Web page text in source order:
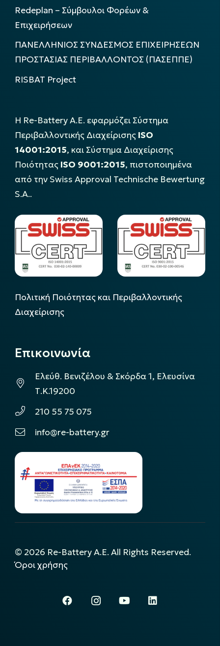
Redeplan – Σύμβουλοι Φορέων &
Επιχειρήσεων
ΠΑΝΕΛΛΗΝΙΟΣ ΣΥΝΔΕΣΜΟΣ ΕΠΙΧΕΙΡΗΣΕΩΝ
ΠΡΟΣΤΑΣΙΑΣ ΠΕΡΙΒΑΛΛΟΝΤΟΣ (ΠΑΣΕΠΠΕ)
RISBAT Project
Η Re-Battery Α.Ε. εφαρμόζει Σύστημα
Περιβαλλοντικής Διαχείρισης ISO
14001:2015, και Σύστημα Διαχείρισης
Ποιότητας ISO 9001:2015, πιστοποιημένα
από την Swiss Approval Technische Bewertung
S.A..
Πολιτική Ποιότητας και Περιβαλλοντικής
Διαχείρισης
Επικοινωνία
Ελεύθ. Βενιζέλου & Σκόρδα 1, Ελευσίνα
Τ.Κ.19200
210 55 75 075
info@re-battery.gr
© 2026 Re-Battery A.E. All Rights Reserved.
Όροι χρήσης